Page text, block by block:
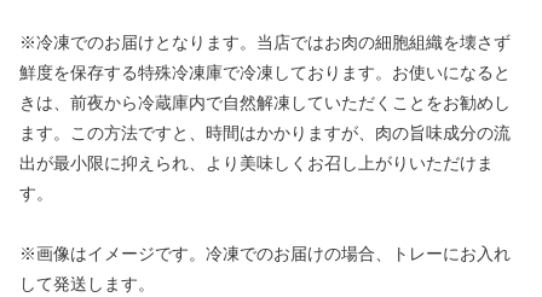
※冷凍でのお届けとなります。当店ではお肉の細胞組織を壊さず
鮮度を保存する特殊冷凍庫で冷凍しております。お使いになると
きは、前夜から冷蔵庫内で自然解凍していただくことをお勧めし
ます。この方法ですと、時間はかかりますが、肉の旨味成分の流
出が最小限に抑えられ、より美味しくお召し上がりいただけま
す。
※画像はイメージです。冷凍でのお届けの場合、トレーにお入れ
して発送します。